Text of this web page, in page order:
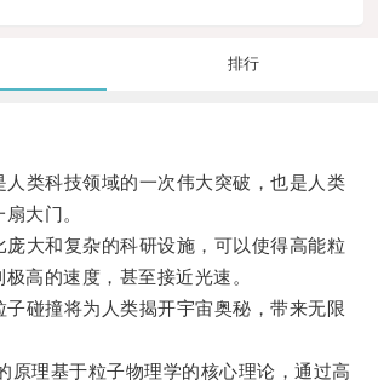
排行
类科技领域的一次伟大突破，也是人类
大门。
大和复杂的科研设施，可以使得高能粒
高的速度，甚至接近光速。
撞将为人类揭开宇宙奥秘，带来无限
理基于粒子物理学的核心理论，通过高